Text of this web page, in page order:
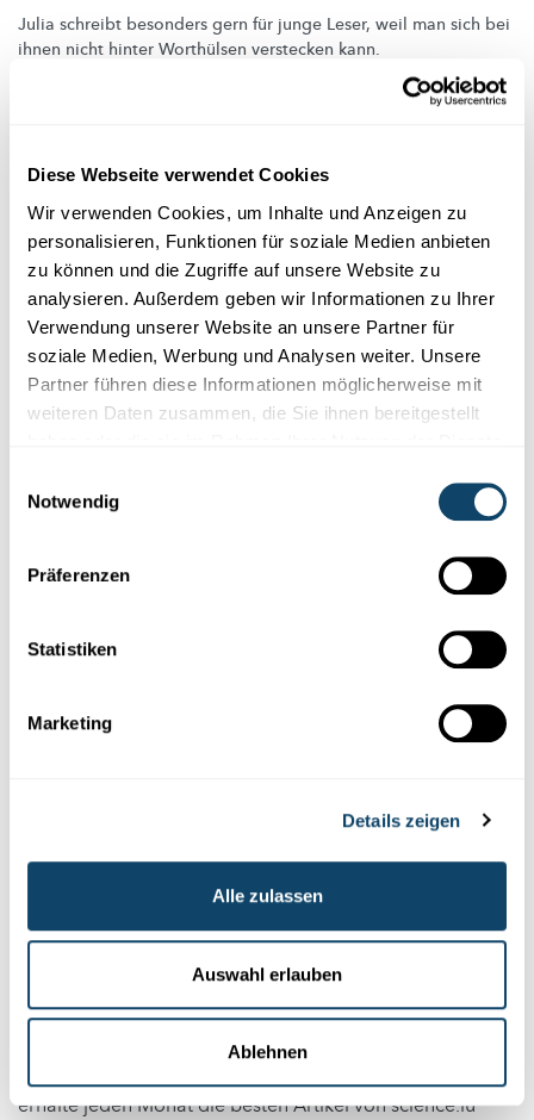
Diese Webseite verwendet Cookies
Wir verwenden Cookies, um Inhalte und Anzeigen zu
personalisieren, Funktionen für soziale Medien anbieten
zu können und die Zugriffe auf unsere Website zu
analysieren. Außerdem geben wir Informationen zu Ihrer
Verwendung unserer Website an unsere Partner für
soziale Medien, Werbung und Analysen weiter. Unsere
Partner führen diese Informationen möglicherweise mit
weiteren Daten zusammen, die Sie ihnen bereitgestellt
Notwendig
Präferenzen
Statistiken
Marketing
Details zeigen
Alle zulassen
Auswahl erlauben
Ablehnen
Julia schreibt besonders gern für junge Leser, weil man sich bei
ihnen nicht hinter Worthülsen verstecken kann.
Pagination
Previous
page
‹ Previous Page
1
Current
page
2
Folgescience.lu
Cookies im Zusammenhang mit sozialen
sehen, ändern Sie bitte Ihre Einstellungen.
Folge der Welt der Wissenschaft
und Forschung in Luxemburg
Melde dich kostenlos bei unserem Newsletter an und
erhalte jeden Monat die besten Artikel von science.lu